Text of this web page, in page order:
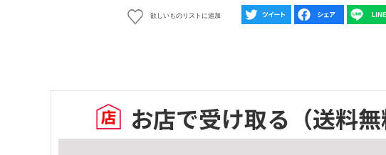
欲しいものリストに追加
お店で受け取る （送料無